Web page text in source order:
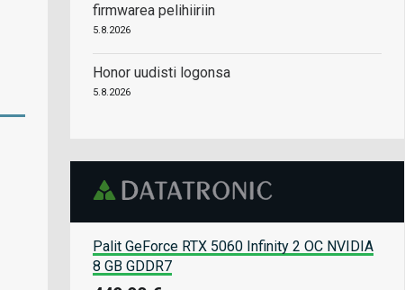
firmwarea pelihiiriin
5.8.2026
Honor uudisti logonsa
5.8.2026
Palit GeForce RTX 5060 Infinity 2 OC NVIDIA
8 GB GDDR7